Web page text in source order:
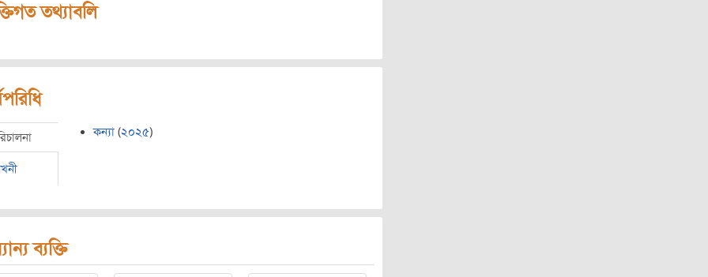
তথ্যাবলি
কন্যা (২০২৫)
ব্যক্তি